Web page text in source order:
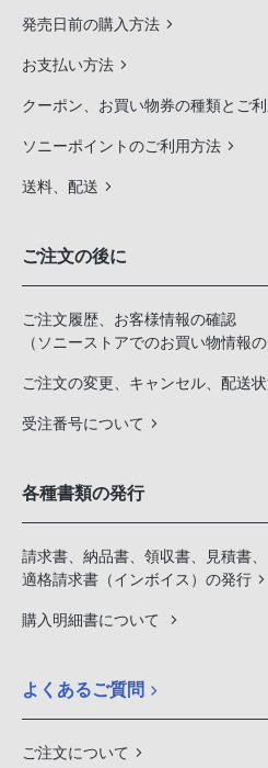
発売日前の購入方法
お支払い方法
クーポン、お買い物券の種類とご
ソニーポイントのご利用方法
送料、配送
ご注文の後に
ご注文履歴、お客様情報の確認
（ソニーストアでのお買い物情報の
ご注文の変更、キャンセル、配送
受注番号について
各種書類の発行
請求書、納品書、領収書、見積書、
適格請求書（インボイス）の発行
購入明細書について
よくあるご質問
ご注文について